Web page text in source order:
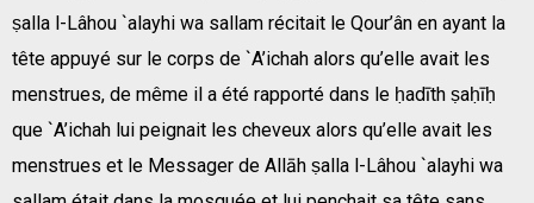
ṣalla l-Lâhou `alayhi wa sallam récitait le Qour’ân en ayant la
tête appuyé sur le corps de `A’ichah alors qu’elle avait les
menstrues, de même il a été rapporté dans le ḥadīth ṣaḥīḥ
que `A’ichah lui peignait les cheveux alors qu’elle avait les
menstrues et le Messager de Allāh ṣalla l-Lâhou `alayhi wa